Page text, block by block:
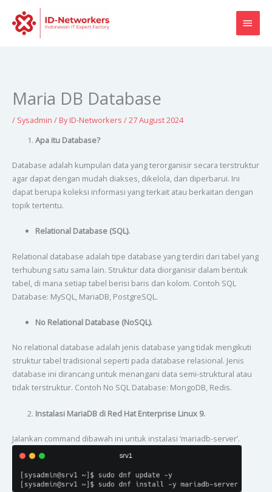
content
Maria DB Database
/ Sysadmin / ByID-Networkers /27 August 2024
Apa itu Database?
Database adalah kumpulan data yang terorganisir secara terstruktur
agar dapat dengan mudah diakses, dikelola, dan diperbarui. Ini
dapat berupa koleksi informasi yang terkait atau berkaitan dengan
topik tertentu.
Relational Database (SQL).
Relational database adalah tipe database yang terdiri dari tabel yang
terhubung satu sama lain. Struktur data diorganisir dalam bentuk
tabel, di mana setiap tabel berisi baris dan kolom. Contoh SQL
Database: MySQL, MariaDB, PostgreSQL.
No Relational Database (NoSQL).
No relational database adalah jenis database yang tidak mengikuti
struktur tabel tradisional seperti pada database relasional. Jenis
database ini dirancang untuk menangani data semi-struktural atau
tidak terstruktur. Contoh No SQL Database: MongoDB, Redis.
Instalasi MariaDB di Red Hat Enterprise Linux 9.
Jalankan command dibawah ini untuk instalasi ‘mariadb-server’.